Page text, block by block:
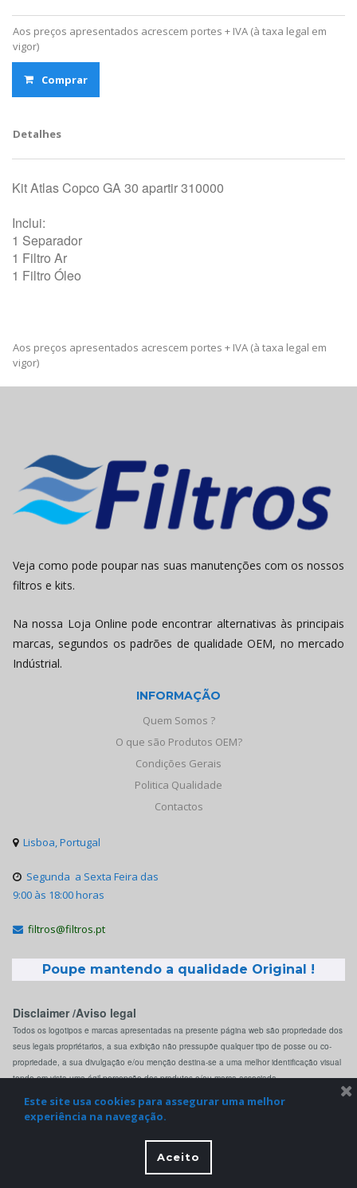
Aos preços apresentados acrescem portes + IVA (à taxa legal em
vigor)
Comprar
Detalhes
Kit Atlas Copco GA 30 apartir 310000
Inclui:
1 Separador
1 Filtro Ar
1 Filtro Óleo
Aos preços apresentados acrescem portes + IVA (à taxa legal em
vigor)
Veja como pode poupar nas suas manutenções com os nossos
filtros e kits.
Na nossa Loja Online pode encontrar alternativas às principais
marcas, segundos os padrões de qualidade OEM, no mercado
Indústrial.
INFORMAÇÃO
Quem Somos ?
O que são Produtos OEM?
Condições Gerais
Politica Qualidade
Contactos
 Lisboa, Portugal
 Segunda a Sexta Feira das
9:00 às 18:00 horas
 filtros@filtros.pt
Poupe mantendo a qualidade Original !
Disclaimer /Aviso legal
Todos os logotipos e marcas apresentadas na presente página web são propriedade dos
seus legais propriétarios, a sua exibição não pressupõe qualquer tipo de posse ou co-
propriedade, a sua divulgação e/ou menção destina-se a uma melhor identificação visual
tendo em vista uma ágil percepção dos produtos e/ou marca associada.
Este site usa cookies para assegurar uma melhor
experiência na navegação.
Aceito